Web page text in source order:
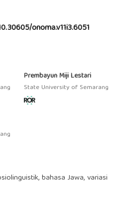
onoma.v11i3.6051
Prembayun Miji Lestari
State University of Semarang
bahasa Jawa, variasi